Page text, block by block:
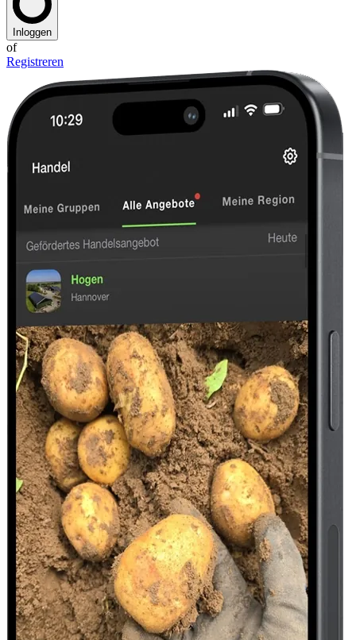
Inloggen
of
Registreren